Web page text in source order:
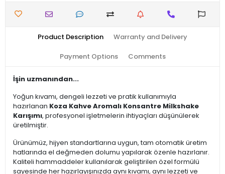
Product Description Warranty and Delivery
Payment Options Comments
İşin uzmanından...
Yoğun kıvamı, dengeli lezzeti ve pratik kullanımıyla
hazırlanan Koza Kahve Aromalı Konsantre Milkshake
Karışımı, profesyonel işletmelerin ihtiyaçları düşünülerek
üretilmiştir.
Ürünümüz, hijyen standartlarına uygun, tam otomatik üretim
hatlarında el değmeden dolumu yapılarak özenle hazırlanır.
Kaliteli hammaddeler kullanılarak geliştirilen özel formülü
sayesinde her hazırlayışınızda aynı kıvamı, aynı lezzeti ve